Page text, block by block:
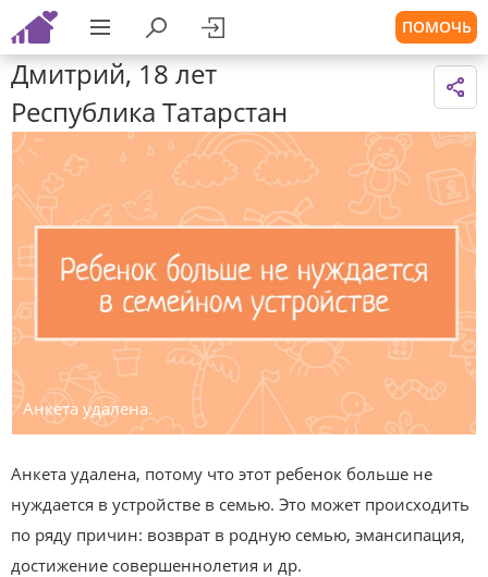
ПОМОЧЬ
Дмитрий, 18 лет
Республика Татарстан
Анкета удалена.
Анкета удалена, потому что этот ребенок больше не
нуждается в устройстве в семью. Это может происходить
по ряду причин: возврат в родную семью, эмансипация,
достижение совершеннолетия и др.